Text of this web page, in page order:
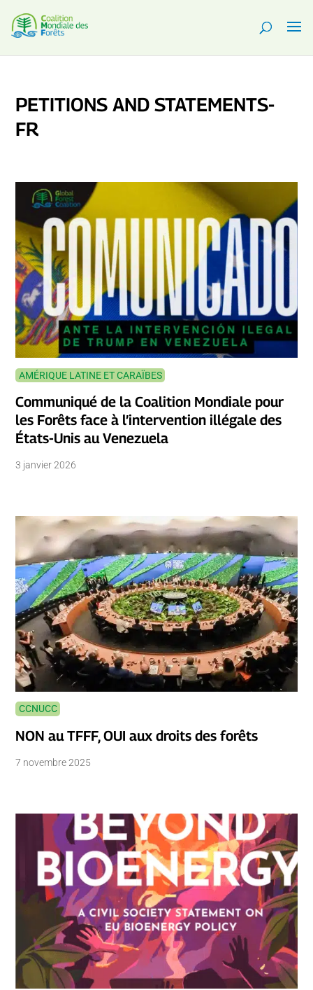
PETITIONS AND STATEMENTS-
FR
AMÉRIQUE LATINE ET CARAÏBES
Communiqué de la Coalition Mondiale pour
les Forêts face à l’intervention illégale des
États-Unis au Venezuela
3 janvier 2026
CCNUCC
NON au TFFF, OUI aux droits des forêts
7 novembre 2025